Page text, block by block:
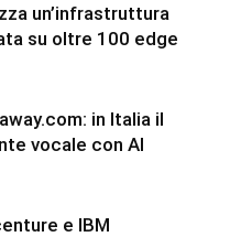
un’infrastruttura
su oltre 100 edge
in Italia il
vocale con AI
e IBM